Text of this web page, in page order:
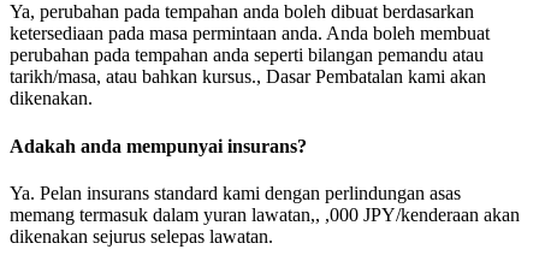
Ya, perubahan pada tempahan anda boleh dibuat berdasarkan
ketersediaan pada masa permintaan anda. Anda boleh membuat
perubahan pada tempahan anda seperti bilangan pemandu atau
tarikh/masa, atau bahkan kursus., Dasar Pembatalan kami akan
dikenakan.
Adakah anda mempunyai insurans?
Ya. Pelan insurans standard kami dengan perlindungan asas
memang termasuk dalam yuran lawatan,, ,000 JPY/kenderaan akan
dikenakan sejurus selepas lawatan.